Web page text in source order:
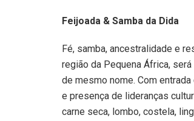
Feijoada & Samba da Dida
Fé, samba, ancestralidade e
região da Pequena África,
de mesmo nome. Com
e presença de lideranças
carne seca, lombo, costela,